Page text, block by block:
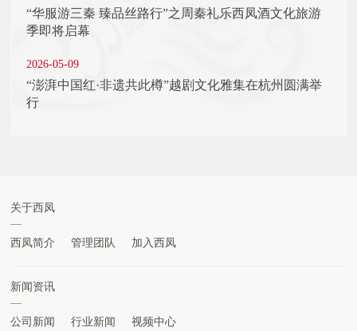
“华服游三秦 臻品丝路行”之周秦礼乐西凤酒文化旅游
季即将启幕
2026-05-09
“澎湃中国红·非遗共此樽”越剧文化雅集在杭州圆满举
行
关于西凤
西凤简介 管理团队 加入西凤
新闻资讯
公司新闻 行业新闻 视频中心